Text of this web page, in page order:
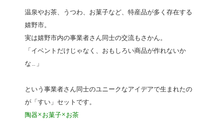
温泉やお茶、うつわ、お菓子など、特産品が多く存在する
嬉野市。
実は嬉野市内の事業者さん同士の交流もさかん。
「イベントだけじゃなく、おもしろい商品が作れないか
な…」
という事業者さん同士のユニークなアイデアで生まれたの
が「すい」セットです。
陶器×お菓子×お茶